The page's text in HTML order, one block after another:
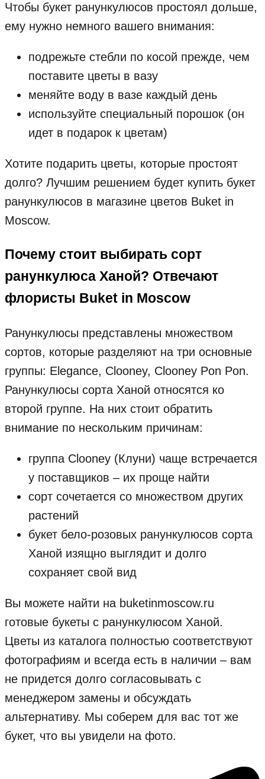
Чтобы букет ранункулюсов простоял дольше,
ему нужно немного вашего внимания:
подрежьте стебли по косой прежде, чем
поставите цветы в вазу
меняйте воду в вазе каждый день
используйте специальный порошок (он
идет в подарок к цветам)
Хотите подарить цветы, которые простоят
долго? Лучшим решением будет купить букет
ранункулюсов в магазине цветов Buket in
Moscow.
Почему стоит выбирать сорт
ранункулюса Ханой? Отвечают
флористы Buket in Moscow
Ранункулюсы представлены множеством
сортов, которые разделяют на три основные
группы: Elegance, Clooney, Clooney Pon Pon.
Ранункулюсы сорта Ханой относятся ко
второй группе. На них стоит обратить
внимание по нескольким причинам:
группа Clooney (Клуни) чаще встречается
у поставщиков – их проще найти
сорт сочетается со множеством других
растений
букет бело-розовых ранункулюсов сорта
Ханой изящно выглядит и долго
сохраняет свой вид
Вы можете найти на buketinmoscow.ru
готовые букеты с ранункулюсом Ханой.
Цветы из каталога полностью соответствуют
фотографиям и всегда есть в наличии – вам
не придется долго согласовывать с
менеджером замены и обсуждать
альтернативу. Мы соберем для вас тот же
букет, что вы увидели на фото.